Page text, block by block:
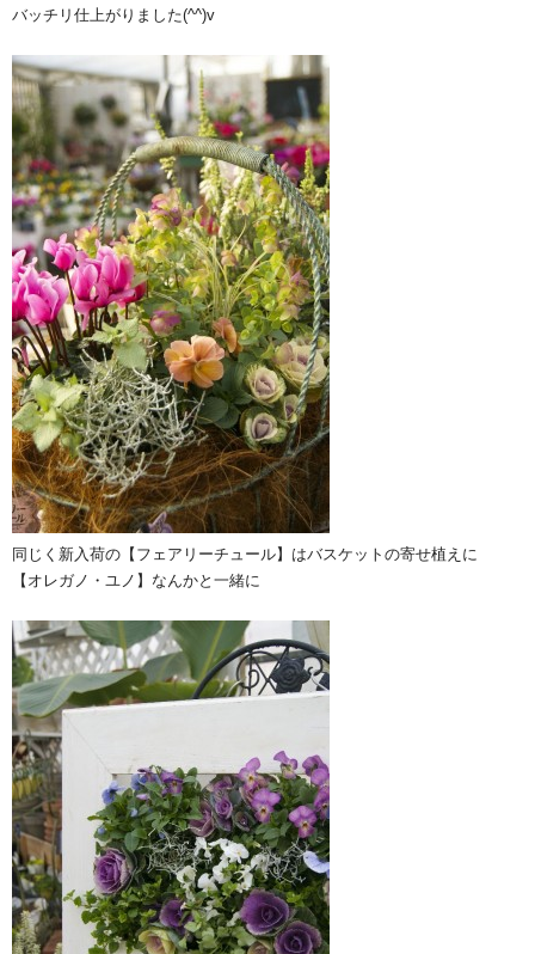
バッチリ仕上がりました(^^)v
同じく新入荷の【フェアリーチュール】はバスケットの寄せ植えに
【オレガノ・ユノ】なんかと一緒に